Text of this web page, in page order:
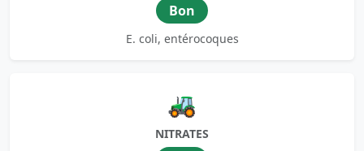
Bon
E. coli, entérocoques
🚜
NITRATES